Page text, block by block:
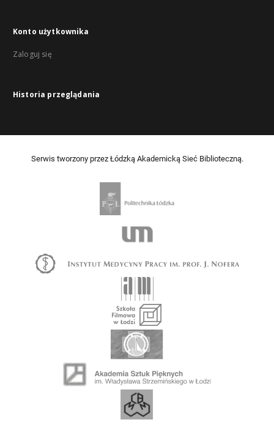
Konto użytkownika
Zaloguj się
Historia przeglądania
Serwis tworzony przez Łódzką Akademicką Sieć Biblioteczną.